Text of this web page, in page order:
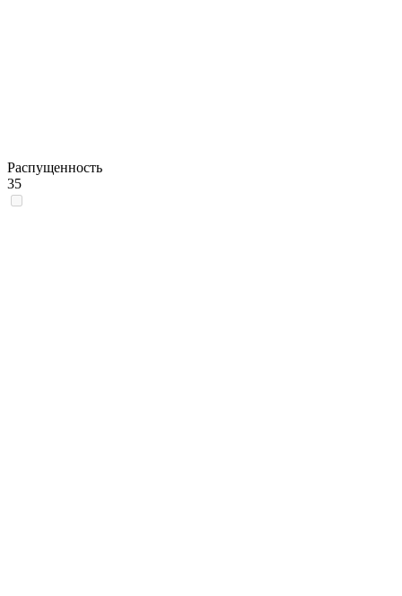
Распущенность
35